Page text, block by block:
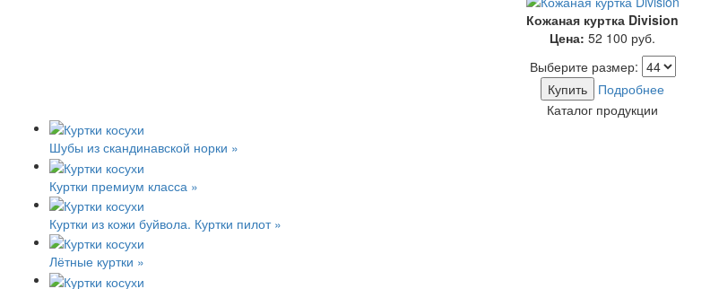
Кожаная куртка Division
Цена: 52 100 руб.
Выберите размер:
Купить
Подробнее
Каталог продукции
Шубы из скандинавской норки »
Куртки премиум класса »
Куртки из кожи буйвола. Куртки пилот »
Лётные куртки »